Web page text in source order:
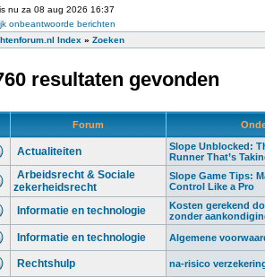
nu za 08 aug 2026 16:37
onbeantwoorde berichten
Index » Zoeken
resultaten gevonden
Forum
Actualiteiten
Slope Unblocked:
Runner That’s
Arbeidsrecht & Sociale
zekerheidsrecht
Slope Game Tips:
Control Like a Pro
Informatie en technologie
Kosten gerekend
zonder
Informatie en technologie Algemene
Rechtshulp na-risico